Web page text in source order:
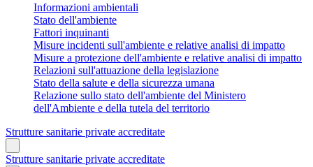
Informazioni ambientali
Stato dell'ambiente
Fattori inquinanti
Misure incidenti sull'ambiente e relative analisi di impatto
Misure a protezione dell'ambiente e relative analisi di impatto
Relazioni sull'attuazione della legislazione
Stato della salute e della sicurezza umana
Relazione sullo stato dell'ambiente del Ministero
dell'Ambiente e della tutela del territorio
Strutture sanitarie private accreditate
Strutture sanitarie private accreditate